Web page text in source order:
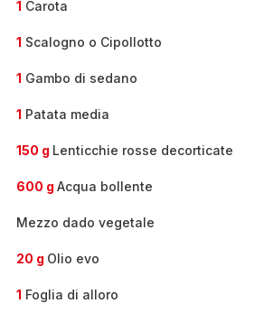
1 Carota
1 Scalogno o Cipollotto
1 Gambo di sedano
1 Patata media
150 g Lenticchie rosse decorticate
600 g Acqua bollente
Mezzo dado vegetale
20 g Olio evo
1 Foglia di alloro